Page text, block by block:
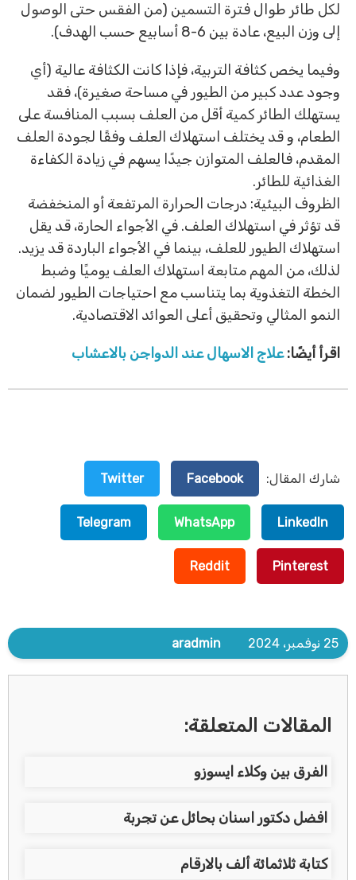
لكل طائر طوال فترة التسمين (من الفقس حتى الوصول
إلى وزن البيع، عادة بين 6-8 أسابيع حسب الهدف).
وفيما يخص كثافة التربية، فإذا كانت الكثافة عالية (أي
وجود عدد كبير من الطيور في مساحة صغيرة)، فقد
يستهلك الطائر كمية أقل من العلف بسبب المنافسة على
الطعام، و قد يختلف استهلاك العلف وفقًا لجودة العلف
المقدم، فالعلف المتوازن جيدًا يسهم في زيادة الكفاءة
الغذائية للطائر.
الظروف البيئية: درجات الحرارة المرتفعة أو المنخفضة
قد تؤثر في استهلاك العلف. في الأجواء الحارة، قد يقل
استهلاك الطيور للعلف، بينما في الأجواء الباردة قد يزيد.
لذلك، من المهم متابعة استهلاك العلف يوميًا وضبط
الخطة التغذوية بما يتناسب مع احتياجات الطيور لضمان
النمو المثالي وتحقيق أعلى العوائد الاقتصادية.
اقرأ أيضًا:علاج الاسهال عند الدواجن بالاعشاب
شارك المقال: Facebook
Twitter
LinkedIn
WhatsApp
Telegram
Pinterest
Reddit
25 نوفمبر، 2024 aradmin
المقالات المتعلقة:
الفرق بين وكلاء ايسوزو
افضل دكتور اسنان بحائل عن تجربة
كتابة ثلاثمائة ألف بالارقام